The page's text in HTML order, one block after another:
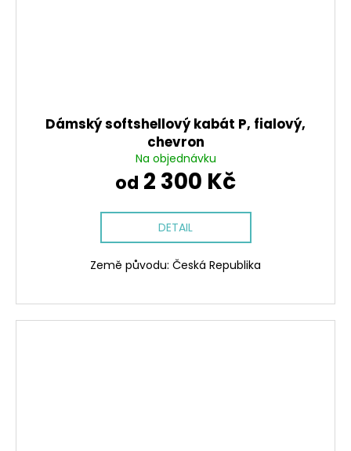
Dámský softshellový kabát P, fialový,
chevron
Na objednávku
od 2 300 Kč
DETAIL
Země původu: Česká Republika